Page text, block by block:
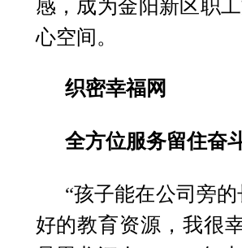
感，成为金阳新区职
心空间。
织密幸福网
全方位服务留住奋
“孩子能在公司旁
好的教育资源，我很